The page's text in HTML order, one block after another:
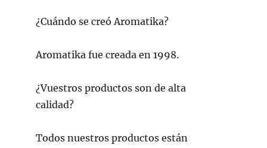
¿Cuándo se creó Aromatika?
Aromatika fue creada en 1998.
¿Vuestros productos son de alta
calidad?
Todos nuestros productos están